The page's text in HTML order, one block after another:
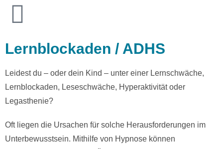
Lernblockaden / ADHS
Leidest du – oder dein Kind – unter einer Lernschwäche,
Lernblockaden, Leseschwäche, Hyperaktivität oder
Legasthenie?
Oft liegen die Ursachen für solche Herausforderungen im
Unterbewusstsein. Mithilfe von Hypnose können